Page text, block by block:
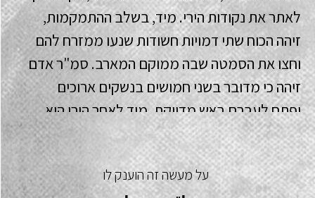
לאתר את נקודות הירי. מיד, בשלב ההתמקמות,
זיהה הכוח שתי דמויות חשודות שנעו ממזרח להם
וחצו את הסמטה שבה ממוקם המארב. סמ"ר אדם
זיהה כי מדובר בשני חמושים בנשקים ארוכים
ופתח לעברם באש מדויקת. מיד לאחר הירי הוא
עדכן בקשר כי הכוח נתקל, ולירי הצטרף הסמל.
הכוח זיהה פגיעה וודאית בחמוש והמשיך להילחם
מול המחבל הפצוע. סמ"ר אדם הבין כי בעקבות
על מעשה זה הוענק לו